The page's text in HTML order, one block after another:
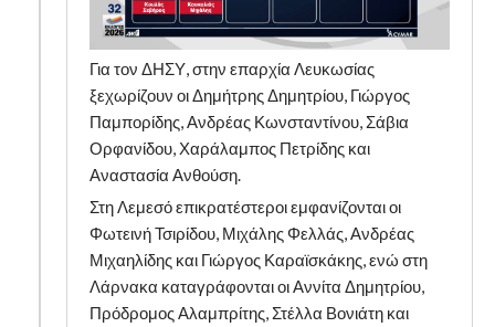
Για τον ΔΗΣΥ, στην επαρχία Λευκωσίας
ξεχωρίζουν οι Δημήτρης Δημητρίου, Γιώργος
Παμπορίδης, Ανδρέας Κωνσταντίνου, Σάβια
Ορφανίδου, Χαράλαμπος Πετρίδης και
Αναστασία Ανθούση.
Στη Λεμεσό επικρατέστεροι εμφανίζονται οι
Φωτεινή Τσιρίδου, Μιχάλης Φελλάς, Ανδρέας
Μιχαηλίδης και Γιώργος Καραϊσκάκης, ενώ στη
Λάρνακα καταγράφονται οι Αννίτα Δημητρίου,
Πρόδρομος Αλαμπρίτης, Στέλλα Βονιάτη και